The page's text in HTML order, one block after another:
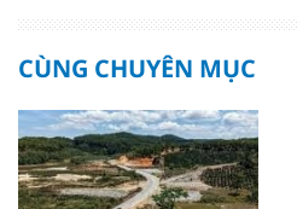
CÙNG CHUYÊN MỤC